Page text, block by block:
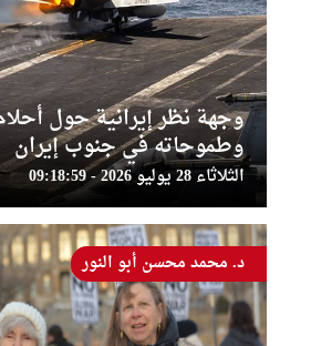
وجهة نظر إيرانية حول
وطموحاته في جنوب إيران
الثلاثاء 28 يوليو 2026 - 09:18:59
د. محمد محسن أبو النور